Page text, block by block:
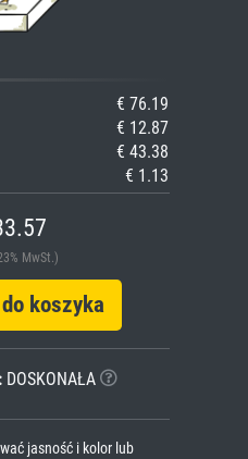
€ 76.19
€ 12.87
€ 43.38
€ 1.13
MwSt.)
koszyka
DOSKONAŁA
jasność i kolor lub